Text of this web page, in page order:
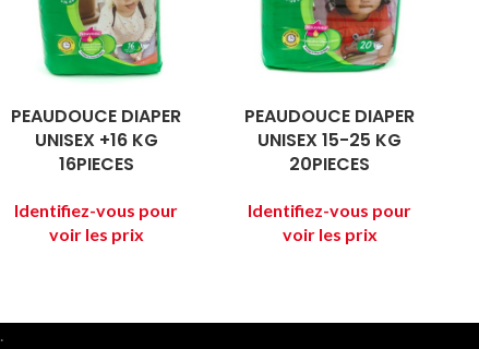
PEAUDOUCE DIAPER
UNISEX +16 KG
16PIECES
PEAUDOUCE DIAPER
UNISEX 15-25 KG
20PIECES